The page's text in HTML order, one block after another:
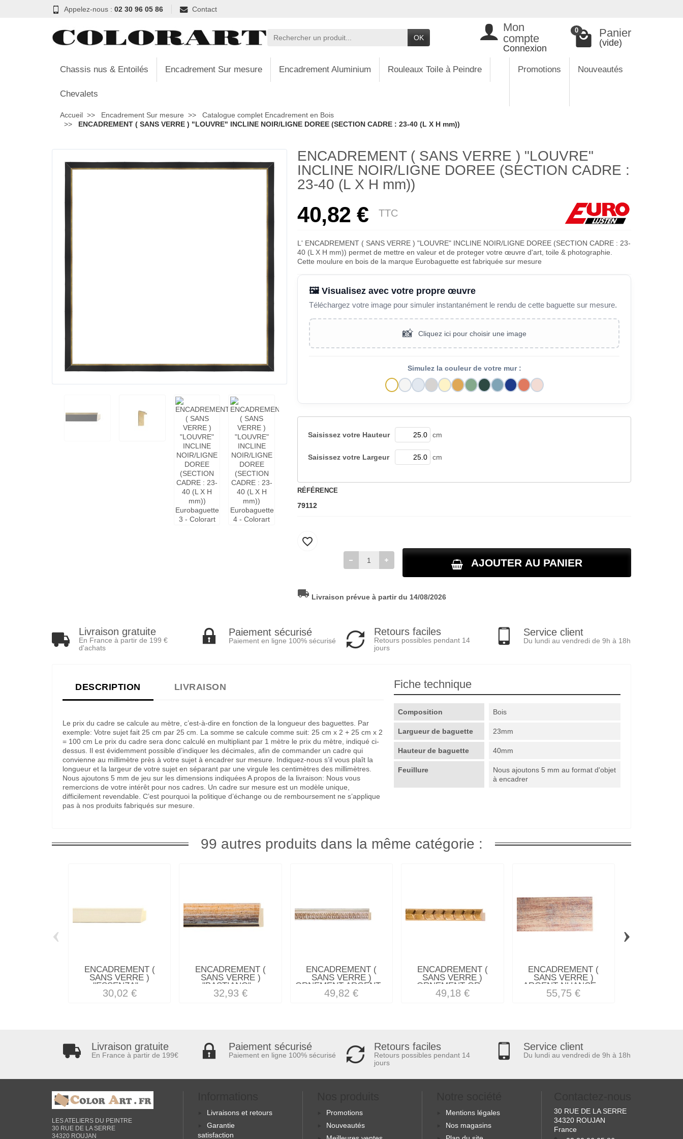
Appelez-nous : 02 30 96 05 86 Contact
OK
Mon
compte
Connexion
0 Panier
(vide)
Chassis nus & Entoilés Encadrement Sur mesure Encadrement Aluminium Rouleaux Toile à Peindre
Chevalets
Promotions Nouveautés
Accueil Encadrement Sur mesure
Catalogue complet Encadrement en Bois
ENCADREMENT ( SANS VERRE ) "LOUVRE" INCLINE NOIR/LIGNE DOREE (SECTION CADRE : 23-40 (L X H mm))
ENCADREMENT ( SANS VERRE ) "LOUVRE"
INCLINE NOIR/LIGNE DOREE (SECTION CADRE :
23-40 (L X H mm))
40,82 € TTC
L' ENCADREMENT ( SANS VERRE ) "LOUVRE" INCLINE NOIR/LIGNE DOREE (SECTION CADRE : 23-
40 (L X H mm)) permet de mettre en valeur et de proteger votre œuvre d'art, toile & photographie.
Cette moulure en bois de la marque Eurobaguette est fabriquée sur mesure
🖼️ Visualisez avec votre propre œuvre
Téléchargez votre image pour simuler instantanément le rendu de cette baguette sur mesure.
📸 Cliquez ici pour choisir une image
Simulez la couleur de votre mur :
Saisissez votre Hauteur cm
Saisissez votre Largeur cm
RÉFÉRENCE
79112
AJOUTER AU PANIER
favorite_border
local_shipping Livraison prévue à partir du 14/08/2026
Livraison gratuite
En France à partir de 199 €
d'achats
Paiement sécurisé
Paiement en ligne 100% sécurisé
Retours faciles
Retours possibles pendant 14
jours
Service client
Du lundi au vendredi de 9h à 18h
DESCRIPTION LIVRAISON
Le prix du cadre se calcule au mètre, c’est-à-dire en fonction de la longueur des baguettes. Par
exemple: Votre sujet fait 25 cm par 25 cm. La somme se calcule comme suit: 25 cm x 2 + 25 cm x 2
= 100 cm Le prix du cadre sera donc calculé en multipliant par 1 mètre le prix du mètre, indiqué ci-
dessus. Il est évidemment possible d’indiquer les décimales, afin de commander un cadre qui
convienne au millimètre près à votre sujet à encadrer sur mesure. Indiquez-nous s’il vous plaît la
longueur et la largeur de votre sujet en séparant par une virgule les centimètres des millimètres.
Nous ajoutons 5 mm de jeu sur les dimensions indiquées A propos de la livraison: Nous vous
remercions de votre intérêt pour nos cadres. Un cadre sur mesure est un modèle unique,
difficilement revendable. C’est pourquoi la politique d’échange ou de remboursement ne s’applique
pas à nos produits fabriqués sur mesure.
Fiche technique
Composition Bois
Largueur de baguette 23mm
Hauteur de baguette 40mm
Feuillure
Nous ajoutons 5 mm au format d'objet
à encadrer
99 autres produits dans la même catégorie :
ENCADREMENT (
SANS VERRE )
"ESSENZA"...
30,02 €
ENCADREMENT (
SANS VERRE )
"BASTIANO"...
32,93 €
ENCADREMENT (
SANS VERRE )
ORNEMENT ARGENT...
49,82 €
ENCADREMENT (
SANS VERRE )
ORNEMENT OR...
49,18 €
ENCADREMENT (
SANS VERRE )
ARGENT NUANCE...
55,75 €
‹ ›
Livraison gratuite
En France à partir de 199€
Paiement sécurisé
Paiement en ligne 100% sécurisé
Retours faciles
Retours possibles pendant 14
jours
Service client
Du lundi au vendredi de 9h à 18h
LES ATELIERS DU PEINTRE
30 RUE DE LA SERRE
34320 ROUJAN
Livraisons et retours
Garantie
satisfaction
Promotions
Nouveautés
Mentions légales
Nos magasins
30 RUE DE LA SERRE
34320 ROUJAN
France